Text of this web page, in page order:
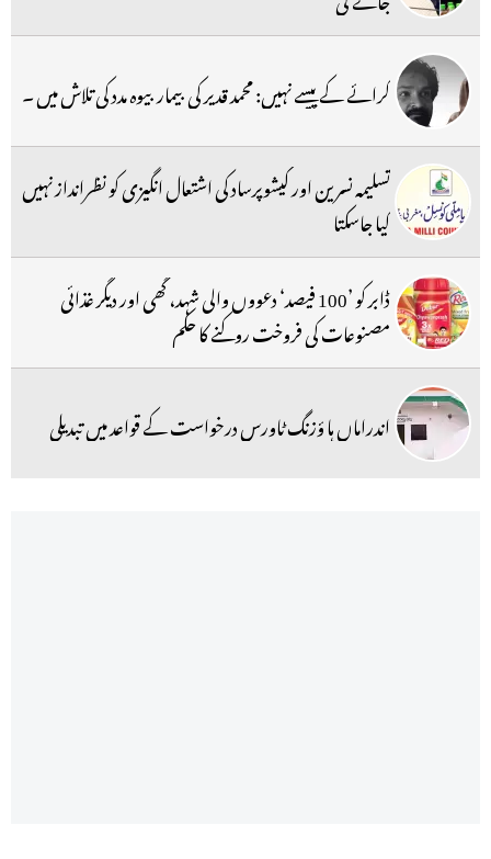
کرائے کے پیسے نہیں: محمد قدیر کی بیمار بیوہ مدد کی تلاش میں ۔
تسلیمہ نسرین اور کیشوپرساد کی اشتعال انگیزی کو نظرانداز نہیں
کیا جاسکتا
ڈابر کو ’100 فیصد‘ دعووں والی شہد، گھی اور دیگر غذائی
مصنوعات کی فروخت روکنے کا حکم
اندراماں ہا ؤزنگ ٹاورس درخواست کے قواعد میں تبدیلی